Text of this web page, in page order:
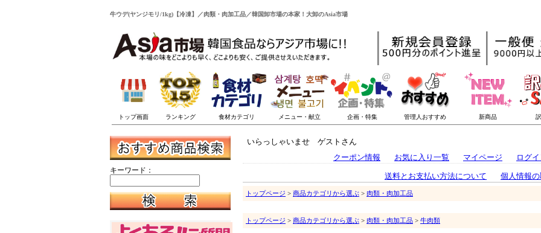
牛ウデ(ヤンジモリ/1kg)【冷凍】／肉類・肉加工品／韓国卸市場の本家！大卸のAsia市場
キーワード：
いらっしゃいませ ゲストさん
クーポン情報
お気に入り一覧 マイページ ログ
送料とお支払い方法について 個人情報
トップページ > 商品カテゴリから選ぶ > 肉類・肉加工品
トップページ > 商品カテゴリから選ぶ > 肉類・肉加工品 > 牛肉類